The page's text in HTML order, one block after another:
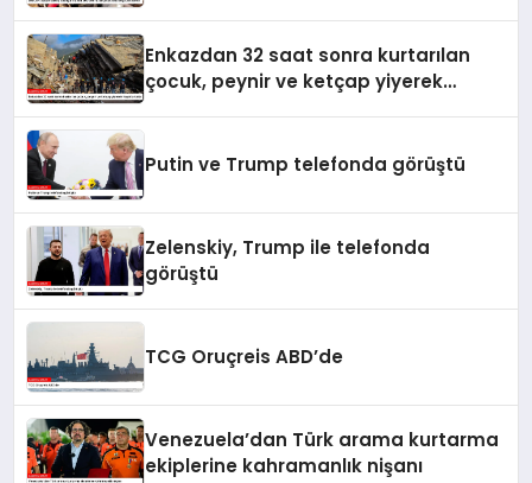
Enkazdan 32 saat sonra kurtarılan
çocuk, peynir ve ketçap yiyerek
Putin ve Trump telefonda görüştü
Zelenskiy, Trump ile telefonda
görüştü
TCG Oruçreis ABD’de
Venezuela’dan Türk arama kurtarma
ekiplerine kahramanlık nişanı